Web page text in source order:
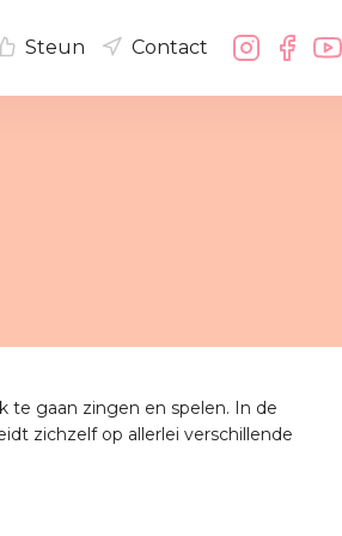
te gaan zingen en spelen. In de
zichzelf op allerlei verschillende
Steun Contact